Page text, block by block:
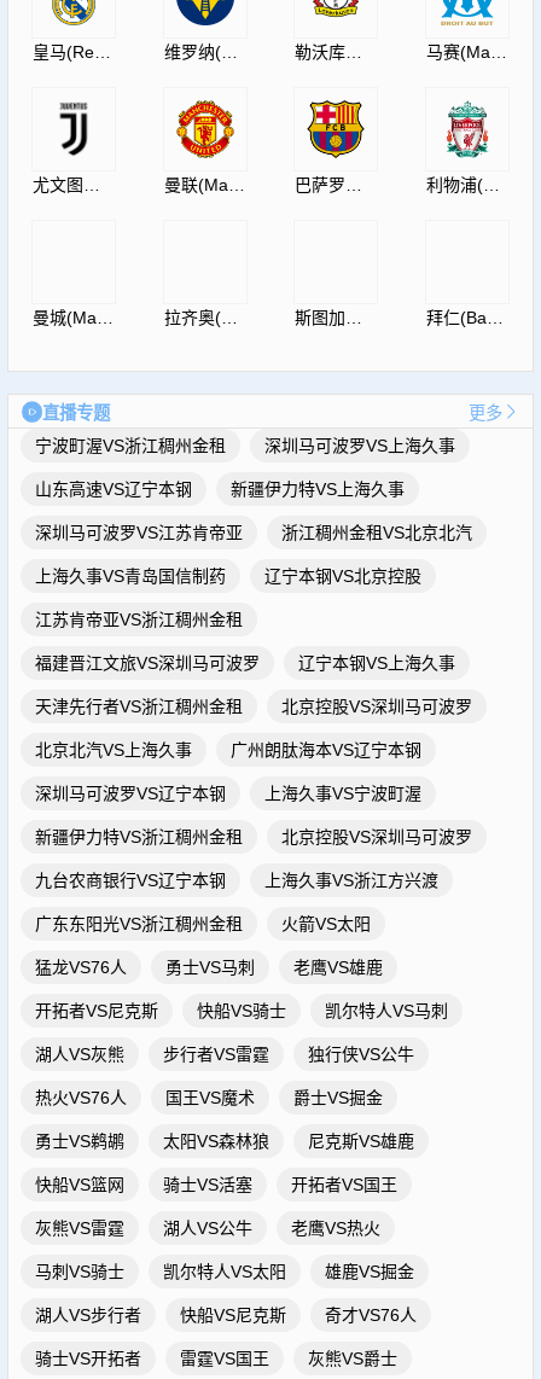
维罗纳(HellasVeronaF.C.)
利物浦(Liverpool)
拉齐奥(S.S.Lazio)
直播专题
更多
宁波町渥VS浙江稠州金租
深圳马可波罗VS上海久事
山东高速VS辽宁本钢 新疆伊力特VS上海久事
深圳马可波罗VS江苏肯帝亚 浙江稠州金租VS北京北汽
上海久事VS青岛国信制药 辽宁本钢VS北京控股
江苏肯帝亚VS浙江稠州金租
福建晋江文旅VS深圳马可波罗 辽宁本钢VS上海久事
天津先行者VS浙江稠州金租 北京控股VS深圳马可波罗
北京北汽VS上海久事 广州朗肽海本VS辽宁本钢
深圳马可波罗VS辽宁本钢 上海久事VS宁波町渥
新疆伊力特VS浙江稠州金租 北京控股VS深圳马可波罗
九台农商银行VS辽宁本钢 上海久事VS浙江方兴渡
广东东阳光VS浙江稠州金租 火箭VS太阳
猛龙VS76人 勇士VS马刺 老鹰VS雄鹿
开拓者VS尼克斯 快船VS骑士 凯尔特人VS马刺
湖人VS灰熊 步行者VS雷霆 独行侠VS公牛
热火VS76人 国王VS魔术 爵士VS掘金
勇士VS鹈鹕 太阳VS森林狼 尼克斯VS雄鹿
快船VS篮网 骑士VS活塞 开拓者VS国王
灰熊VS雷霆 湖人VS公牛 老鹰VS热火
马刺VS骑士 凯尔特人VS太阳 雄鹿VS掘金
湖人VS步行者 快船VS尼克斯 奇才VS76人
骑士VS开拓者 雷霆VS国王 灰熊VS爵士